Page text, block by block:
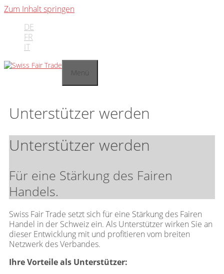
Zum Inhalt springen
DE
FR
IT
Menü
Unterstützer werden
Unterstützer werden
Für eine Stärkung des Fairen
Handels.
Swiss Fair Trade setzt sich für eine Stärkung des Fairen
Handel in der Schweiz ein. Als Unterstützer wirken Sie an
dieser Entwicklung mit und profitieren vom breiten
Netzwerk des Verbandes.
Ihre Vorteile als Unterstützer: